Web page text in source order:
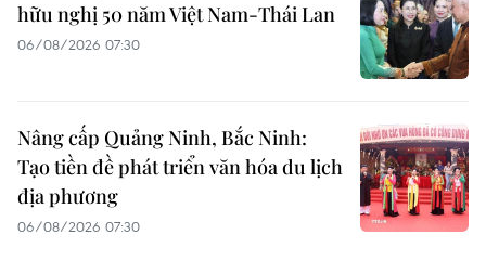
hữu nghị 50 năm Việt Nam-Thái Lan
06/08/2026 07:30
Nâng cấp Quảng Ninh, Bắc Ninh:
Tạo tiền đề phát triển văn hóa du lịch
địa phương
06/08/2026 07:30